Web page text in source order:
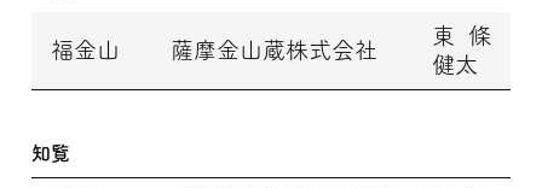
福金山 薩摩金山蔵株式会社
東條
健太
知覧